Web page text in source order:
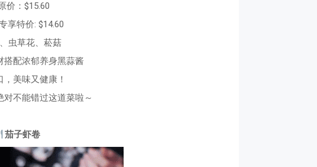
价：$15.60
享特价: $14.60
虫草花、菘菇
搭配浓郁养身黑蒜酱
，美味又健康！
对不能错过这道菜啦～
茄子虾卷